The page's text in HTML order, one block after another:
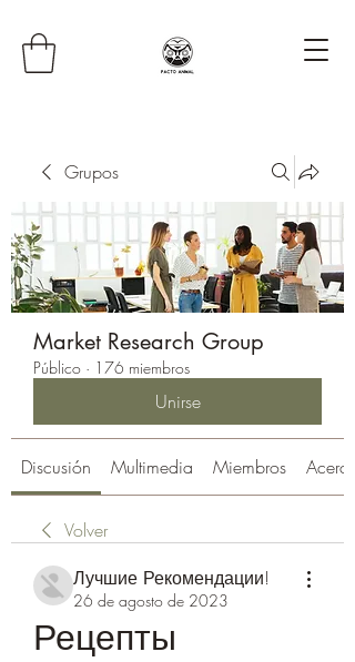
Grupos
Market Research Group
Público · 176 miembros
Unirse
Discusión Multimedia Miembros Acerca
Volver
Лучшие Рекомендации!
26 de agosto de 2023
Рецепты